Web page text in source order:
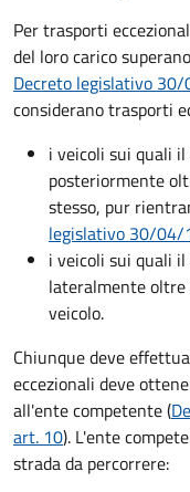
Per trasporti
del loro carico
Decreto legislativo
considerano trasporti
i veicoli sui quali
posteriormente
stesso, pur
legislativo 30/04/
i veicoli sui quali
lateralmente
veicolo.
Chiunque deve
eccezionali deve
all'ente competente (
art. 10). L'ente
strada da percorrere: